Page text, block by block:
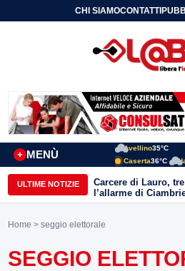
CHI SIAMOCONTATTI
MENÙ
+
Avellino35°C
Caserta36°C
ULTIME NOTIZIE
Carcere di Lauro,
l’allarme di
Home > seggio elettorale
SEGGIO